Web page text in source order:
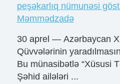
peşəkarlıq nümunəsi
Məmmədzadə
30 aprel — Azərbaycan
Qüvvələrinin
Bu münasibətlə “Xüsusi
Şəhid ailələri ...